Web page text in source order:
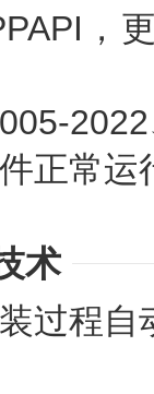
，更
2022
正常运
术
程自